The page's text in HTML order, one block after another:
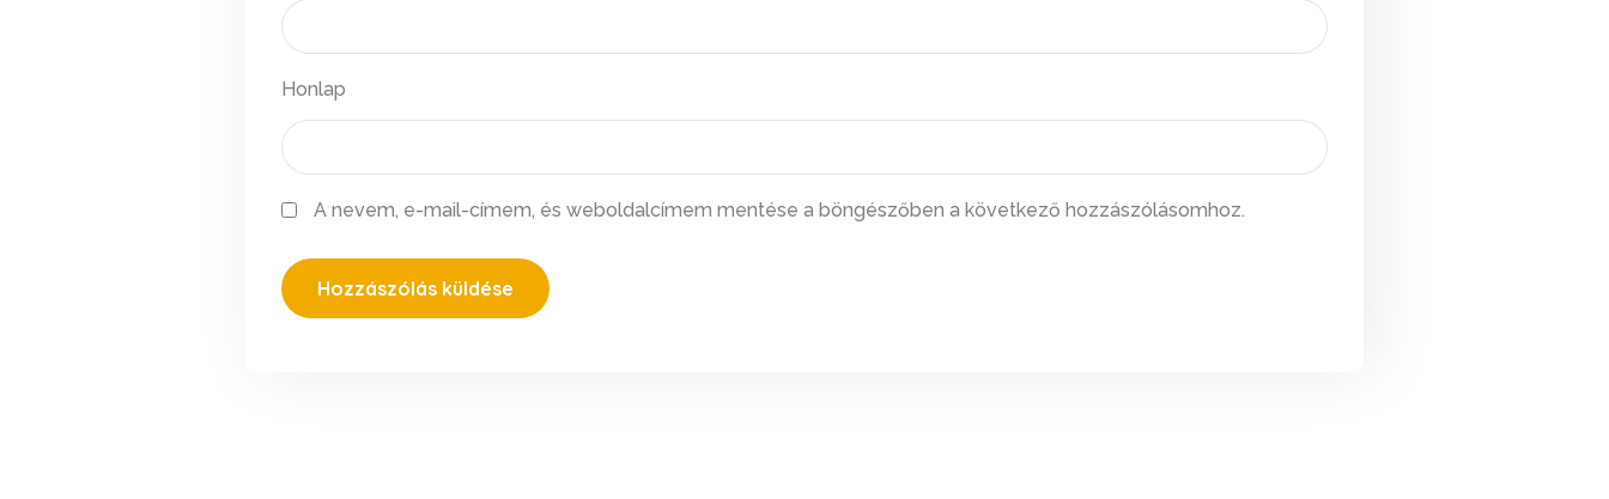
Honlap
A nevem, e-mail-címem, és weboldalcímem mentése a böngészőben a következő hozzászólásomhoz.